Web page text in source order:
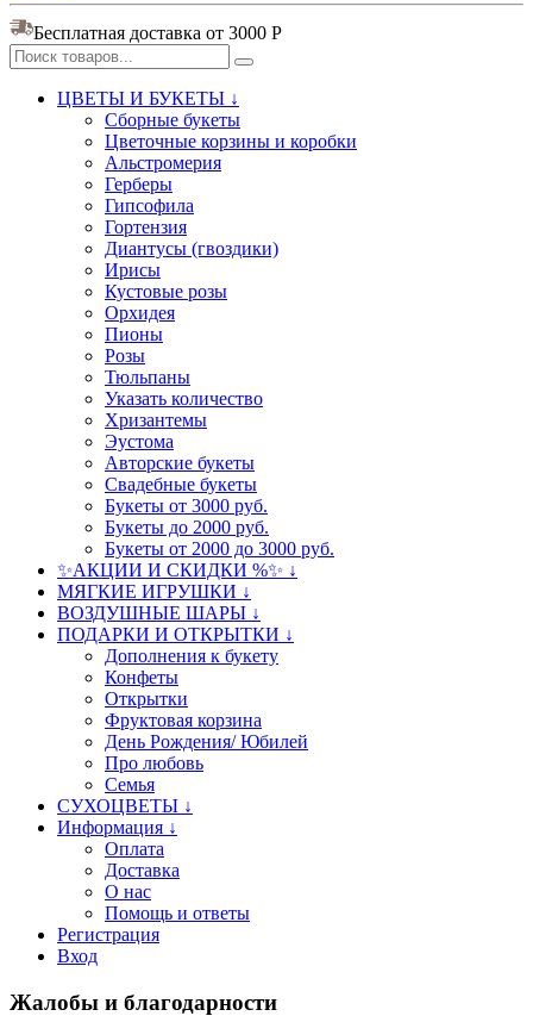
Бесплатная доставка от 3000 Р
ЦВЕТЫ И БУКЕТЫ ↓
Сборные букеты
Цветочные корзины и коробки
Альстромерия
Герберы
Гипсофила
Гортензия​
Диантусы (гвоздики)
Ирисы
Кустовые розы
Орхидея
Пионы
Розы
Тюльпаны
Указать количество
Хризантемы
Эустома
Авторские букеты
Свадебные букеты
Букеты от 3000 руб.
Букеты до 2000 руб.
Букеты от 2000 до 3000 руб.
✨АКЦИИ И СКИДКИ %✨ ↓
МЯГКИЕ ИГРУШКИ ↓
ВОЗДУШНЫЕ ШАРЫ ↓
ПОДАРКИ И ОТКРЫТКИ ↓
Дополнения к букету
Конфеты
Открытки
Фруктовая корзина
День Рождения/ Юбилей
Про любовь
Семья
СУХОЦВЕТЫ ↓
Информация ↓
Оплата
Доставка
О нас
Помощь и ответы
Регистрация
Вход
Жалобы и благодарности